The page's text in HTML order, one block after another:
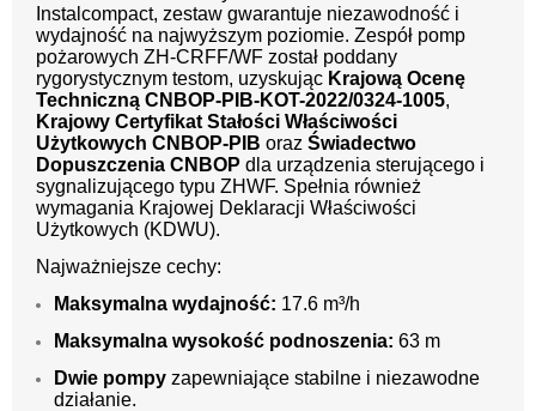
Instalcompact, zestaw gwarantuje niezawodność i
wydajność na najwyższym poziomie. Zespół pomp
pożarowych ZH-CRFF/WF został poddany
rygorystycznym testom, uzyskując Krajową Ocenę
Techniczną CNBOP-PIB-KOT-2022/0324-1005,
Krajowy Certyfikat Stałości Właściwości
Użytkowych CNBOP-PIB oraz Świadectwo
Dopuszczenia CNBOP dla urządzenia sterującego i
sygnalizującego typu ZHWF. Spełnia również
wymagania Krajowej Deklaracji Właściwości
Użytkowych (KDWU).
Najważniejsze cechy:
Maksymalna wydajność: 17.6 m³/h
Maksymalna wysokość podnoszenia: 63 m
Dwie pompy zapewniające stabilne i niezawodne
działanie.